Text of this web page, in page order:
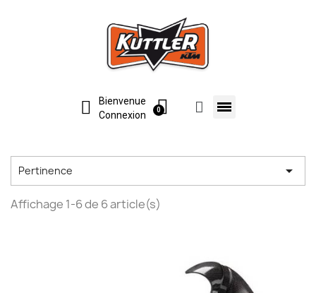
Bienvenue
Connexion
Pertinence 
Affichage 1-6 de 6 article(s)